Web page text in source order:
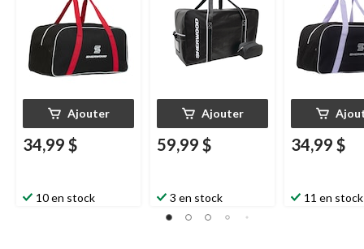
Ajouter
34,99 $
10 en stock
noir, 30 po
Ajouter
59,99 $
3 en stock
noir/violet, 30
34,99 $
11 en stock